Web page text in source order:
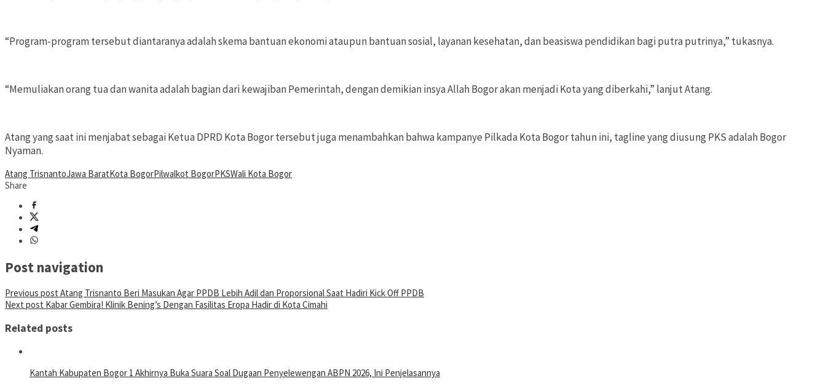
“Program-program tersebut diantaranya adalah skema bantuan ekonomi ataupun bantuan sosial, layanan kesehatan, dan beasiswa pendidikan bagi putra putrinya,” tukasnya.
“Memuliakan orang tua dan wanita adalah bagian dari kewajiban Pemerintah, dengan demikian insya Allah Bogor akan menjadi Kota yang diberkahi,” lanjut Atang.
Atang yang saat ini menjabat sebagai Ketua DPRD Kota Bogor tersebut juga menambahkan bahwa kampanye Pilkada Kota Bogor tahun ini, tagline yang diusung PKS adalah Bogor
Nyaman.
Atang TrisnantoJawa BaratKota BogorPilwalkot BogorPKSWali Kota Bogor
Share
Post navigation
Previous post Atang Trisnanto Beri Masukan Agar PPDB Lebih Adil dan Proporsional Saat Hadiri Kick Off PPDB
Next post Kabar Gembira! Klinik Bening’s Dengan Fasilitas Eropa Hadir di Kota Cimahi
Related posts
Kantah Kabupaten Bogor 1 Akhirnya Buka Suara Soal Dugaan Penyelewengan ABPN 2026, Ini Penjelasannya